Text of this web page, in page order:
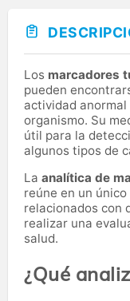
Los marcadores
pueden
actividad
organismo. Su
útil para la
algunos tipos de
La analítica de
reúne en un
relacionados con
realizar una
salud.
¿Qué